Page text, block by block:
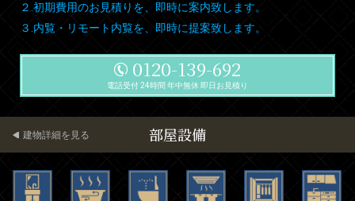
２.初期費用のお見積りを、即時に案内致します。
３.内覧・リモート内覧を、即時に提案致します。
0120-139-692
電話受付 24時間 年中無休 即日お見積り
部屋設備
建物詳細を見る